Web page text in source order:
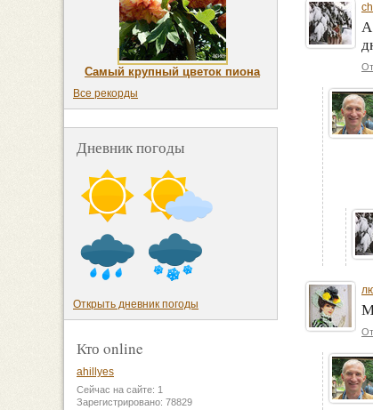
А
Самый крупный цветок пиона
Все рекорды
Дневник погоды
Открыть дневник погоды
Кто online
ahillyes
Сейчас на сайте: 1
Зарегистрировано: 78829